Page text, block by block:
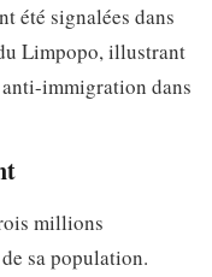
été signalées dans
Limpopo, illustrant
immigration dans
millions
sa population.